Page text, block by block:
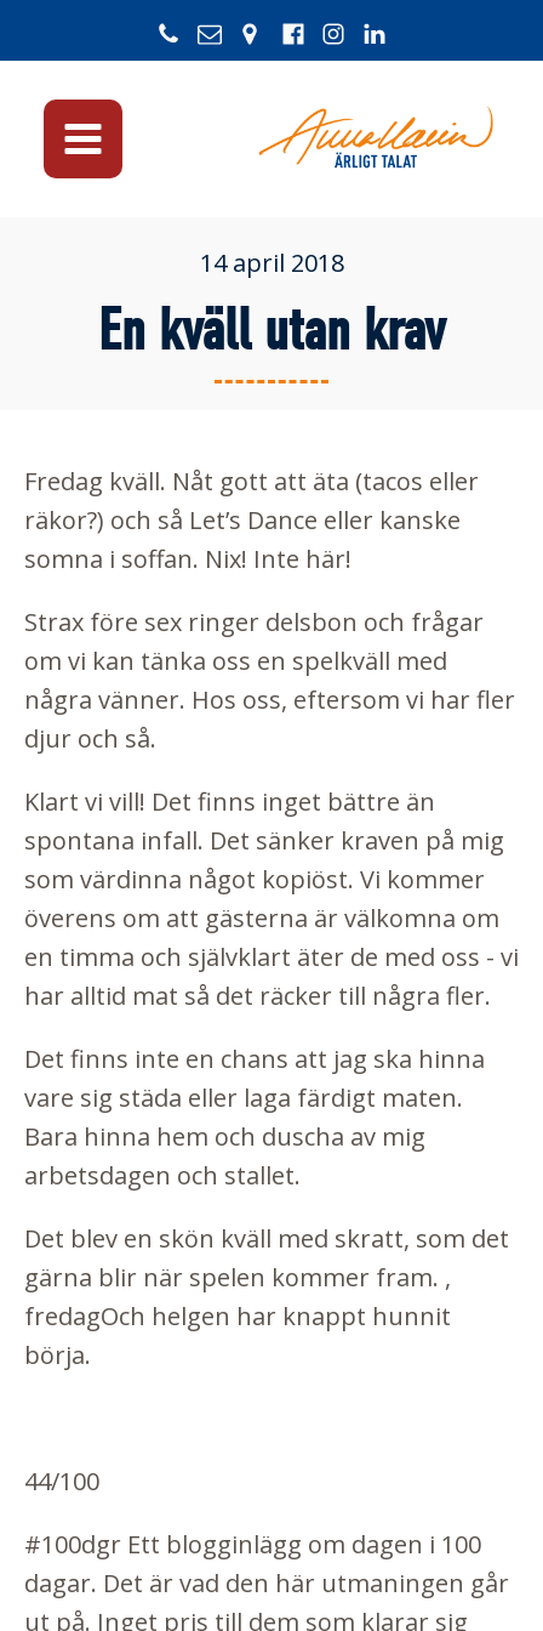
14 april 2018
En kväll utan krav
Fredag kväll. Nåt gott att äta (tacos eller
räkor?) och så Let’s Dance eller kanske
somna i soffan. Nix! Inte här!
Strax före sex ringer delsbon och frågar
om vi kan tänka oss en spelkväll med
några vänner. Hos oss, eftersom vi har fler
djur och så.
Klart vi vill! Det finns inget bättre än
spontana infall. Det sänker kraven på mig
som värdinna något kopiöst. Vi kommer
överens om att gästerna är välkomna om
en timma och självklart äter de med oss - vi
har alltid mat så det räcker till några fler.
Det finns inte en chans att jag ska hinna
vare sig städa eller laga färdigt maten.
Bara hinna hem och duscha av mig
arbetsdagen och stallet.
Det blev en skön kväll med skratt, som det
gärna blir när spelen kommer fram. ,
fredagOch helgen har knappt hunnit
börja.
44/100
#100dgr Ett blogginlägg om dagen i 100
dagar. Det är vad den här utmaningen går
ut på. Inget pris till dem som klarar sig